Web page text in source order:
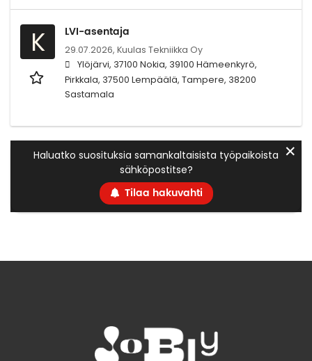
K LVI-asentaja
29.07.2026, Kuulas Tekniikka Oy
Ylöjärvi, 37100 Nokia, 39100 Hämeenkyrö,
Pirkkala, 37500 Lempäälä, Tampere, 38200
Sastamala
Haluatko suosituksia samankaltaisista työpaikoista
sähköpostitse?
Tilaa hakuvahti
✕